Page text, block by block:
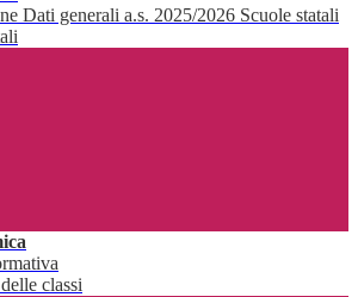
Dati generali a.s. 2025/2026 Scuole statali
classi